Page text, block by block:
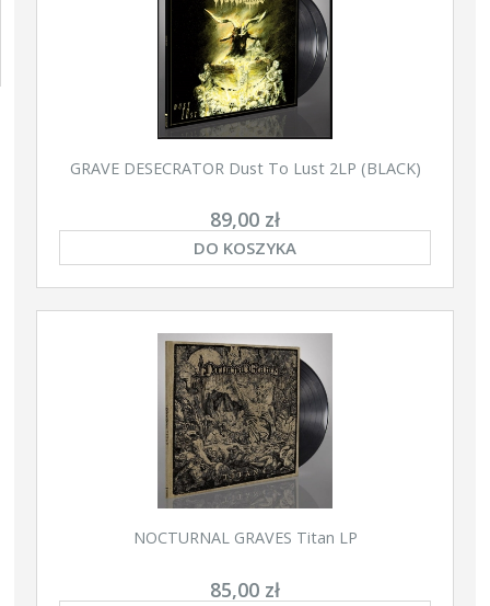
GRAVE DESECRATOR Dust To Lust 2LP (BLACK)
89,00 zł
DO KOSZYKA
NOCTURNAL GRAVES Titan LP
85,00 zł